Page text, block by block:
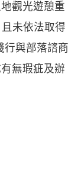
觀光遊憩重
未依法取得
行與部落諮商
無瑕疵及辦